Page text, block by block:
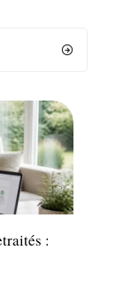
: